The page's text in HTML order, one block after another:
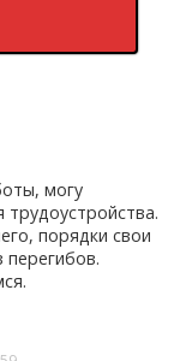
могу
порядки свои
перегибов.